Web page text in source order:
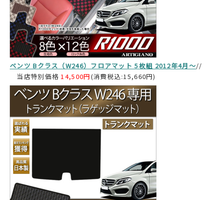
ベンツ Bクラス（W246）フロアマット 5枚組 2012年4月～//
当店特別価格14,500円(消費税込:15,660円)